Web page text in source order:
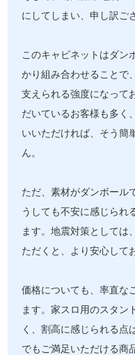
にしてしまい、申し訳ご
このキャビネットはダン
かり組み合わせることで
支えられる強度になって
だいているお客様も多く
いいただければ、そう簡
ん。
ただ、素材がダンボール
うしても不安に感じられ
ます。地震対策としては
ただくと、より安心して
価格についても、率直な
ます。家スロ用のスタン
く、割高に感じられる点
でもご満足いただける商